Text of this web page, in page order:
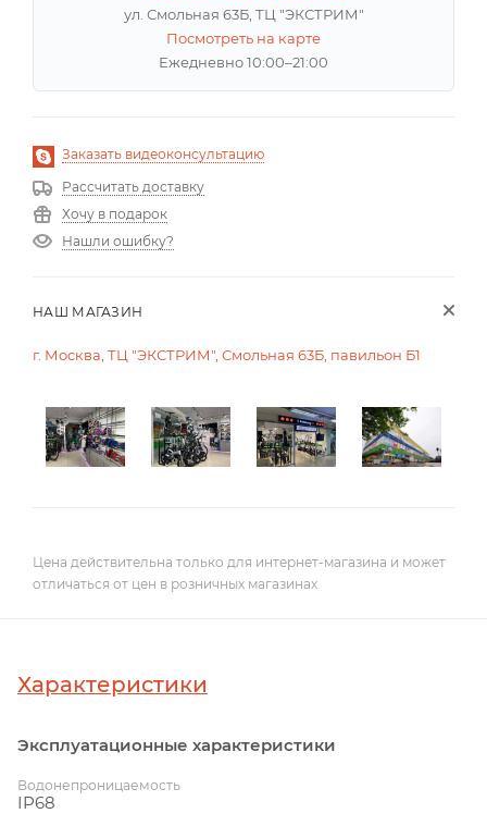
ул. Смольная 63Б, ТЦ "ЭКСТРИМ"
Посмотреть на карте
Ежедневно 10:00–21:00
Заказать видеоконсультацию
Рассчитать доставку
Хочу в подарок
Нашли ошибку?
НАШ МАГАЗИН
г. Москва, ТЦ "ЭКСТРИМ", Смольная 63Б, павильон Б1
Цена действительна только для интернет-магазина и может
отличаться от цен в розничных магазинах
Характеристики
Эксплуатационные характеристики
Водонепроницаемость
IP68